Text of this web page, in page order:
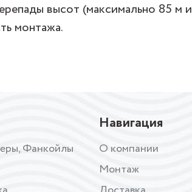
высот (максимально 85 м и
монтажа.
Фанкойлы
Навигация
О компании
Монтаж